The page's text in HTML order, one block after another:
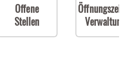
Offene
Stellen
Verwaltung